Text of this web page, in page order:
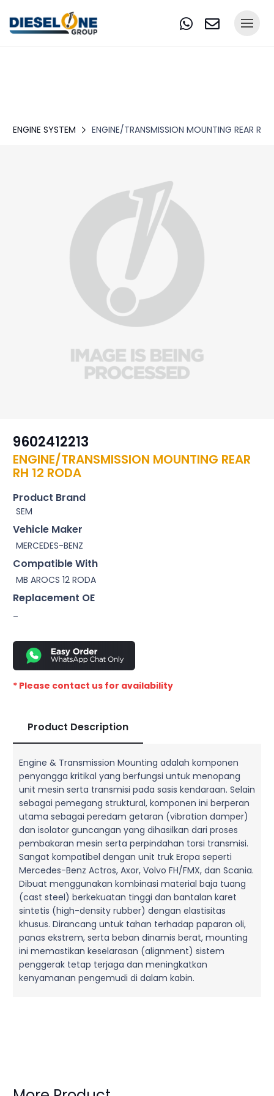
ENGINE SYSTEM ENGINE/TRANSMISSION MOUNTING REAR RH
9602412213
ENGINE/TRANSMISSION MOUNTING REAR
RH 12 RODA
Product Brand
SEM
Vehicle Maker
MERCEDES-BENZ
Compatible With
MB AROCS 12 RODA
Replacement OE
–
* Please contact us for availability
Product Description
Engine & Transmission Mounting adalah komponen
penyangga kritikal yang berfungsi untuk menopang
unit mesin serta transmisi pada sasis kendaraan. Selain
sebagai pemegang struktural, komponen ini berperan
utama sebagai peredam getaran (vibration damper)
dan isolator guncangan yang dihasilkan dari proses
pembakaran mesin serta perpindahan torsi transmisi.
Sangat kompatibel dengan unit truk Eropa seperti
Mercedes-Benz Actros, Axor, Volvo FH/FMX, dan Scania.
Dibuat menggunakan kombinasi material baja tuang
(cast steel) berkekuatan tinggi dan bantalan karet
sintetis (high-density rubber) dengan elastisitas
khusus. Dirancang untuk tahan terhadap paparan oli,
panas ekstrem, serta beban dinamis berat, mounting
ini memastikan keselarasan (alignment) sistem
penggerak tetap terjaga dan meningkatkan
kenyamanan pengemudi di dalam kabin.